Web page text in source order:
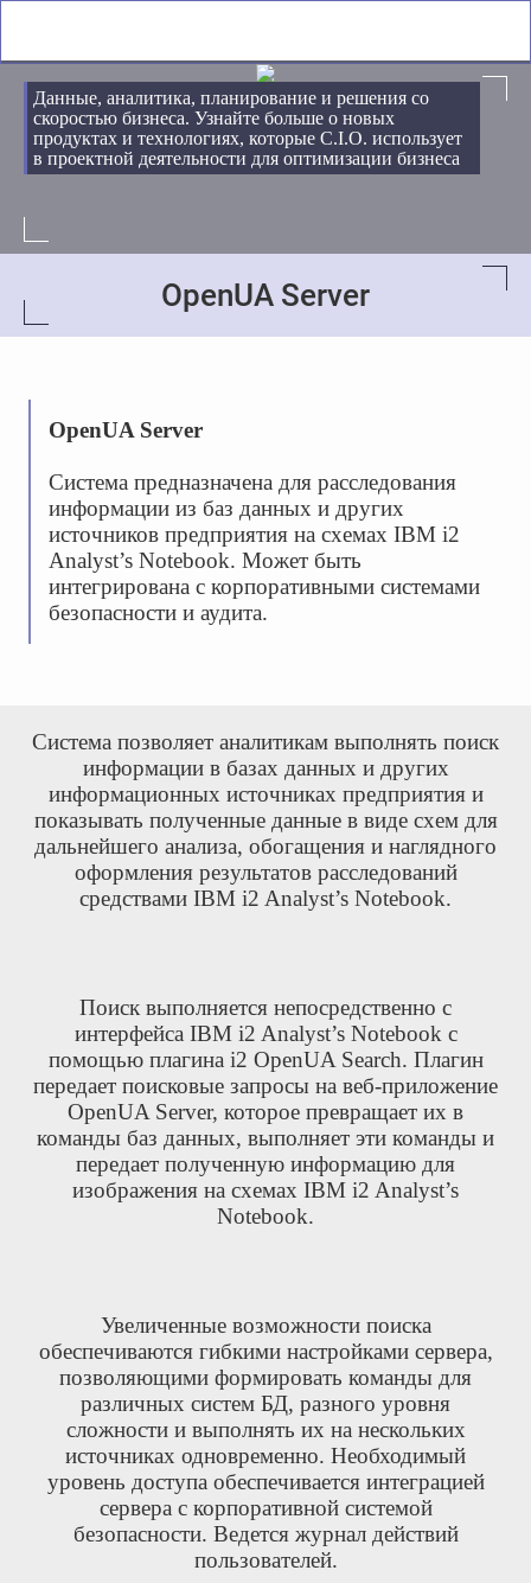
Данные, аналитика, планирование и решения со
скоростью бизнеса. Узнайте больше о новых
продуктах и технологиях, которые С.І.О. использует
в проектной деятельности для оптимизации бизнеса
OpenUA Server
OpenUA Server
Система предназначена для расследования
информации из баз данных и других
источников предприятия на схемах IBM i2
Analyst’s Notebook. Может быть
интегрирована с корпоративными системами
безопасности и аудита.
Система позволяет аналитикам выполнять поиск
информации в базах данных и других
информационных источниках предприятия и
показывать полученные данные в виде схем для
дальнейшего анализа, обогащения и наглядного
оформления результатов расследований
средствами IBM i2 Analyst’s Notebook.
Поиск выполняется непосредственно с
интерфейса IBM i2 Analyst’s Notebook с
помощью плагина i2 OpenUA Search. Плагин
передает поисковые запросы на веб-приложение
OpenUA Server, которое превращает их в
команды баз данных, выполняет эти команды и
передает полученную информацию для
изображения на схемах IBM i2 Analyst’s
Notebook.
Увеличенные возможности поиска
обеспечиваются гибкими настройками сервера,
позволяющими формировать команды для
различных систем БД, разного уровня
сложности и выполнять их на нескольких
источниках одновременно. Необходимый
уровень доступа обеспечивается интеграцией
сервера с корпоративной системой
безопасности. Ведется журнал действий
пользователей.